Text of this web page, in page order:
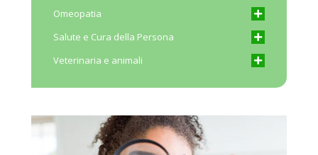
Omeopatia
Salute e Cura della Persona
Veterinaria e animali